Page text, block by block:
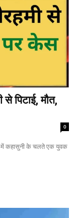
पिटाई, मौत,
0
में कहासुनी के चलते एक युवक